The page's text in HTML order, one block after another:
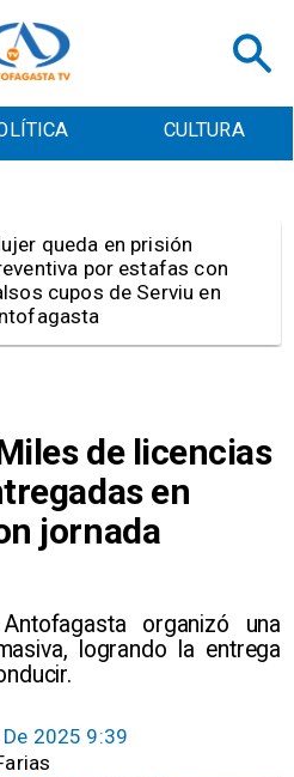
CULTURA
de licencias
en
jornada
organizó una
logrando la entrega
2025 9:39
| Choferes del
piden
mixto de pago